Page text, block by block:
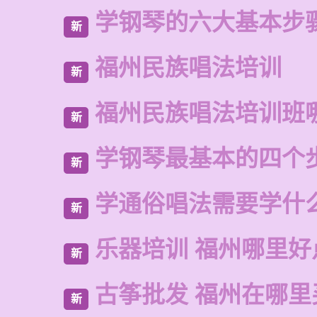
新 学钢琴的六大基本步
新 福州民族唱法培训
新 福州民族唱法培训班
新 学钢琴最基本的四个
新 学通俗唱法需要学什
新 乐器培训 福州哪里
新 古筝批发 福州在哪